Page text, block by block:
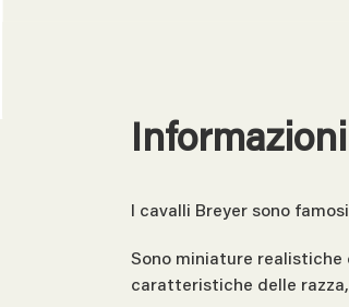
I cavalli Breyer sono
Sono miniature
caratteristiche delle